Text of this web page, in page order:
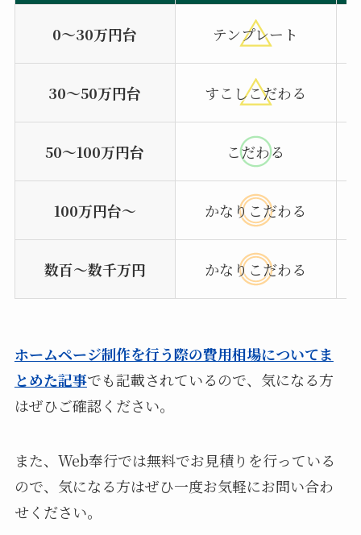
0～30万円台 テンプレート
30～50万円台 すこしこだわる
50〜100万円台 こだわる
100万円台〜 かなりこだわる
数百〜数千万円 かなりこだわる
ホームページ制作を行う際の費用相場についてま
とめた記事でも記載されているので、気になる方
はぜひご確認ください。
また、Web奉行では無料でお見積りを行っている
ので、気になる方はぜひ一度お気軽にお問い合わ
せください。